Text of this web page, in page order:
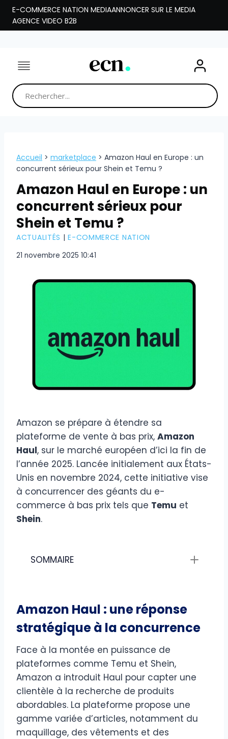
Aller
contenu
E-COMMERCE NATION MEDIAANNONCER SUR LE MEDIA
AGENCE VIDEO B2B
Accueil > marketplace > Amazon Haul en Europe : un
concurrent sérieux pour Shein et Temu ?
Amazon Haul en Europe : un
concurrent sérieux pour
Shein et Temu ?
ACTUALITÉS |E-COMMERCE NATION
21 novembre 2025 10:41
Amazon se prépare à étendre sa
plateforme de vente à bas prix, Amazon
Haul, sur le marché européen d’ici la fin de
l’année 2025. Lancée initialement aux États-
Unis en novembre 2024, cette initiative vise
à concurrencer des géants du e-
commerce à bas prix tels que Temu et
Shein.​
SOMMAIRE
Amazon Haul : une réponse
stratégique à la concurrence
Face à la montée en puissance de
plateformes comme Temu et Shein,
Amazon a introduit Haul pour capter une
clientèle à la recherche de produits
abordables. La plateforme propose une
gamme variée d’articles, notamment du
maquillage, des vêtements et des